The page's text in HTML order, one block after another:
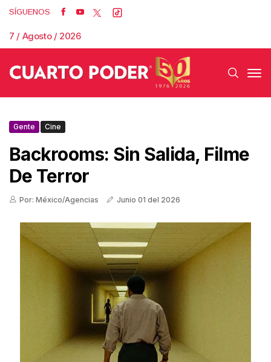
SÍGUENOS
7 / Agosto / 2026
Gente Cine
Backrooms: Sin Salida, Filme
De Terror
Por: México/Agencias Junio 01 del 2026